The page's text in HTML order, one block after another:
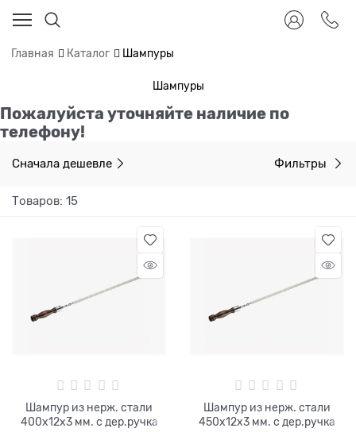
Главная Каталог Шампуры
Шампуры
Пожалуйста уточняйте наличие по
телефону!
Сначала дешевле Фильтры
Товаров: 15
Шампур из нерж. стали
400х12х3 мм. с дер.ручка
Шампур из нерж. стали
450х12х3 мм. с дер.ручка